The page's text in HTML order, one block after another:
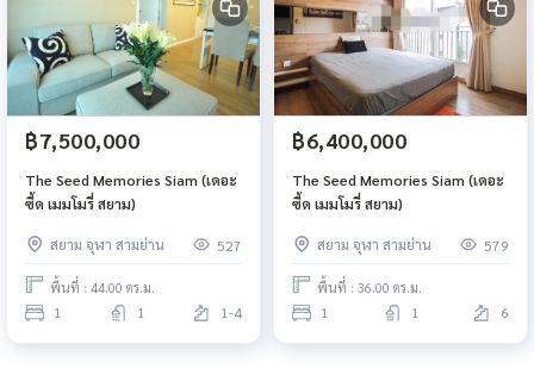
฿7,500,000
The Seed Memories Siam (เดอะ
ซี้ด เมมโมรี่ สยาม)
สยาม จุฬา สามย่าน 527
พื้นที่ : 44.00 ตร.ม.
1 1 1-4
฿6,400,000
The Seed Memories Siam (เดอะ
ซี้ด เมมโมรี่ สยาม)
สยาม จุฬา สามย่าน 579
พื้นที่ : 36.00 ตร.ม.
1 1 6